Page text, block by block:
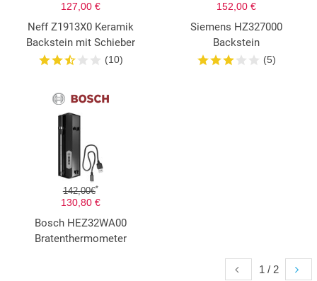
127,00 €
Neff Z1913X0 Keramik
Backstein mit Schieber
(10)
152,00 €
Siemens HZ327000
Backstein
(5)
142,00€*
130,80 €
Bosch HEZ32WA00
Bratenthermometer
1 / 2